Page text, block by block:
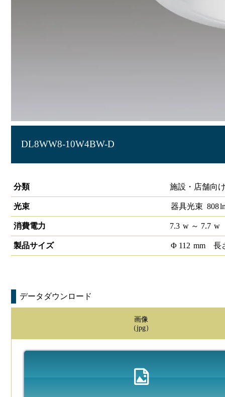
DL8WW8-10W4BW-D
分類
施設・店舗向
光束 器具光束 808
消費電力 7.3 w～ 7.7 w
製品サイズ Φ 112 mm 長
データダウンロード
画像
（jpg）